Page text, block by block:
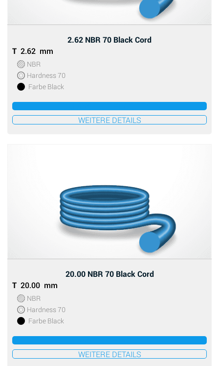
2.62 NBR 70 Black Cord
T 2.62 mm
Farbe Black
Hardness 70
NBR
WEITERE DETAILS
20.00 NBR 70 Black Cord
T 20.00 mm
Farbe Black
Hardness 70
NBR
WEITERE DETAILS